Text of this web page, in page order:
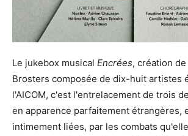
Le jukebox musical Encrées, création
Brosters composée de dix-huit artistes
l'AICOM, c'est l'entrelacement de trois
en apparence parfaitement étrangères,
intimement liées, par les combats